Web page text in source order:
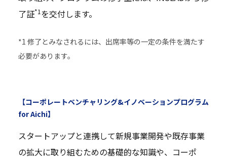
了証*1 を交付します。
*1 修了とみなされるには、出席率等の一定の条件を満たす
必要があります。
【コーポレートベンチャリング&イノベーションプログラム
for Aichi】
スタートアップと連携して新規事業開発や既存事業
の拡大に取り組むための基礎的な知識や、コーポ